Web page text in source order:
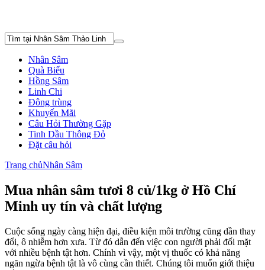
Nhân Sâm
Quà Biếu
Hồng Sâm
Linh Chi
Đông trùng
Khuyến Mãi
Câu Hỏi Thường Gặp
Tinh Dầu Thông Đỏ
Đặt câu hỏi
Trang chủNhân Sâm
Mua nhân sâm tươi 8 củ/1kg ở Hồ Chí
Minh uy tín và chất lượng
Cuộc sống ngày càng hiện đại, điều kiện môi trường cũng dần thay
đổi, ô nhiễm hơn xưa. Từ đó dẫn đến việc con người phải đối mặt
với nhiều bệnh tật hơn. Chính vì vậy, một vị thuốc có khả năng
ngăn ngừa bệnh tật là vô cùng cần thiết. Chúng tôi muốn giới thiệu